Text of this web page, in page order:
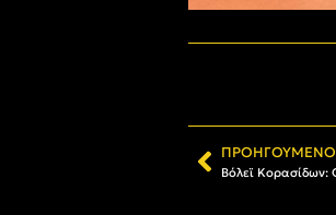
ΠΡΟΗΓΟΎΜΕΝΟ